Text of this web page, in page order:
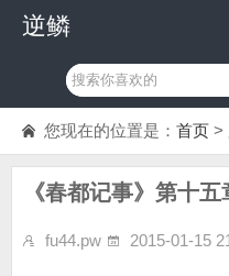
逆鳞
您现在的位置是： 首页 >
《春都记事》第十
fu44.pw 2015-01-15